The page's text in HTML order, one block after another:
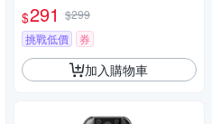
$291 $299
挑戰低價
券
加入購物車